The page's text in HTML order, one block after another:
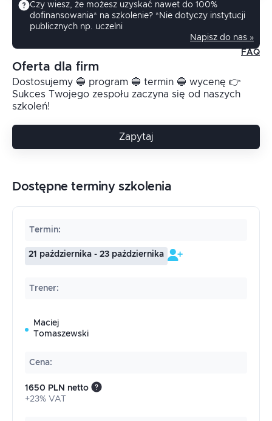
Czy wiesz, że możesz uzyskać nawet do 100%
dofinansowania* na szkolenie? *Nie dotyczy instytucji
publicznych np. uczelni
Napisz do nas »
FAQ
Oferta dla firm
Dostosujemy 🔵 program 🔵 termin 🔵 wycenę 👉
Sukces Twojego zespołu zaczyna się od naszych
szkoleń!
Zapytaj
Dostępne terminy szkolenia
Termin:
21 października - 23 października
Trener:
Maciej
Tomaszewski
Cena:
1650 PLN netto
+23% VAT